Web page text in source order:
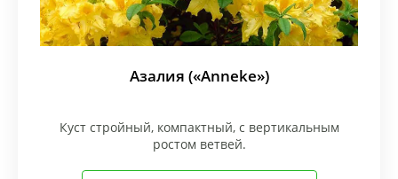
Азалия («Anneke»)
Куст стройный, компактный, с вертикальным
ростом ветвей.